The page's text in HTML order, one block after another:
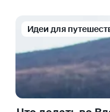
Идеи для